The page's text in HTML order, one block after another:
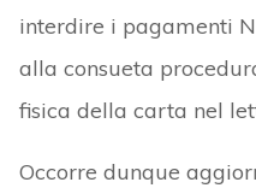
interdire i pagamenti
alla consueta
fisica della carta nel
Occorre dunque